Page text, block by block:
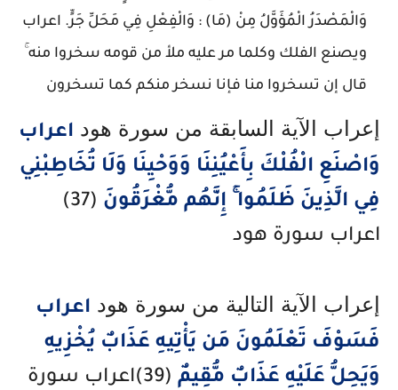
وَالْمَصْدَرُ الْمُؤَوَّلُ مِنْ (مَا) : وَالْفِعْلِ فِي مَحَلِّ جَرٍّ. اعراب
ويصنع الفلك وكلما مر عليه ملأ من قومه سخروا منه ۚ
قال إن تسخروا منا فإنا نسخر منكم كما تسخرون
إعراب الآية السابقة من سورة هود اعراب
وَاصْنَعِ الْفُلْكَ بِأَعْيُنِنَا وَوَحْيِنَا وَلَا تُخَاطِبْنِي
فِي الَّذِينَ ظَلَمُوا ۚ إِنَّهُم مُّغْرَقُونَ
(37)
اعراب سورة هود
إعراب الآية التالية من سورة هود اعراب
فَسَوْفَ تَعْلَمُونَ مَن يَأْتِيهِ عَذَابٌ يُخْزِيهِ
وَيَحِلُّ عَلَيْهِ عَذَابٌ مُّقِيمٌ
(39)اعراب سورة